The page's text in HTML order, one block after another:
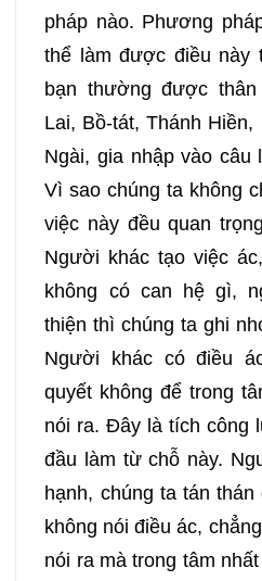
pháp nào. Phương
thể làm được điều này
bạn thường được
Lai, Bồ-tát, Thánh
Ngài, gia nhập vào câu
Vì sao chúng ta không
việc này đều quan
Người khác tạo việc
không có can hệ gì,
thiện thì chúng ta ghi
Người khác có điều
quyết không để trong
nói ra. Đây là tích công
đầu làm từ chỗ này.
hạnh, chúng ta tán
không nói điều ác,
nói ra mà trong tâm